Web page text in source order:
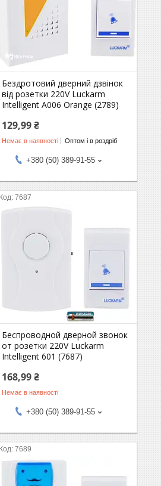
Бездротовий дверний дзвінок
від розетки 220V Luckarm
Intelligent A006 Orange (2789)
129,99 ₴
Немає в наявності Оптом і в роздріб
+380 (50) 389-91-55
7687
Беспроводной дверной звонок
от розетки 220V Luckarm
Intelligent 601 (7687)
168,99 ₴
Немає в наявності
+380 (50) 389-91-55
7689